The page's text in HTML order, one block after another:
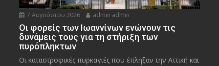
7 Αυγούστου 2026 admin admin
Οι φορείς των Ιωαννίνων ενώνουν τις
δυνάμεις τους για τη στήριξη των
πυρόπληκτων
Οι καταστροφικές πυρκαγιές που έπληξαν την Αττική και